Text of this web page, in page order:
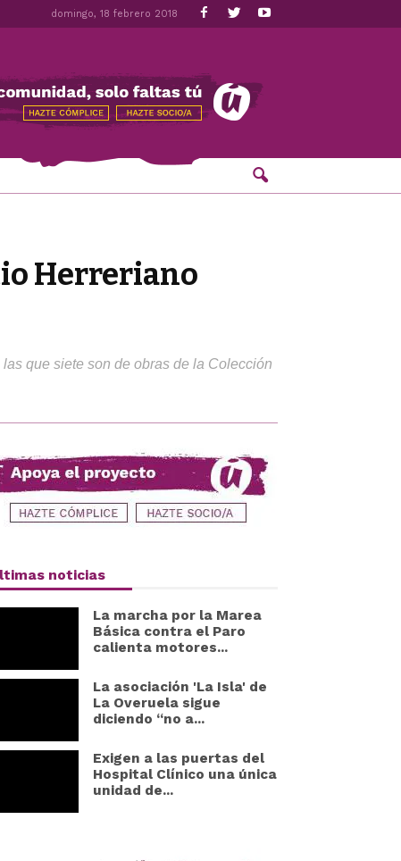
domingo, 18 febrero 2018
Herreriano
que siete son de obras de la Colección
noticias
La marcha por la Marea
Básica contra el Paro
calienta motores...
La asociación 'La Isla' de
La Overuela sigue
diciendo “no a...
Exigen a las puertas del
Hospital Clínico una única
unidad de...